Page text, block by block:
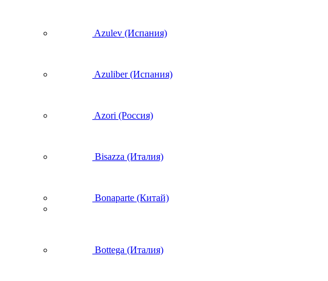
Azulev (Испания)
Azuliber (Испания)
Azori (Россия)
Bisazza (Италия)
Bonaparte (Китай)
Bottega (Италия)